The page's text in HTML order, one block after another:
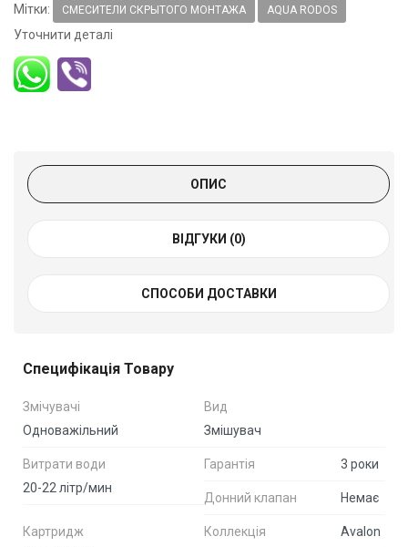
Мітки: СМЕСИТЕЛИ СКРЫТОГО МОНТАЖА AQUA RODOS
Уточнити деталі
ОПИС
ВІДГУКИ (0)
СПОСОБИ ДОСТАВКИ
Специфікація Товару
Змічувачі
Одноважільний
Вид
Змішувач
Витрати води
20-22 літр/мин
Гарантія 3 роки
Донний клапан Немає
Картридж
Коллекція Avalon